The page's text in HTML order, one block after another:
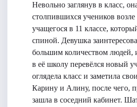
Невольно заглянув в класс,
столпившихся учеников возле
учащегося в 11 классе,
спиной. Девушка
большим количеством людей,
в её школу перевёлся новый
оглядела класс и заметила
Карину и Алину, после чего,
зашла в соседний кабинет.